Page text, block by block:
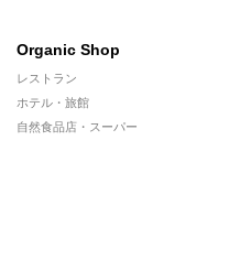
Organic Shop
レストラン
ホテル・旅館
自然食品店・スーパー